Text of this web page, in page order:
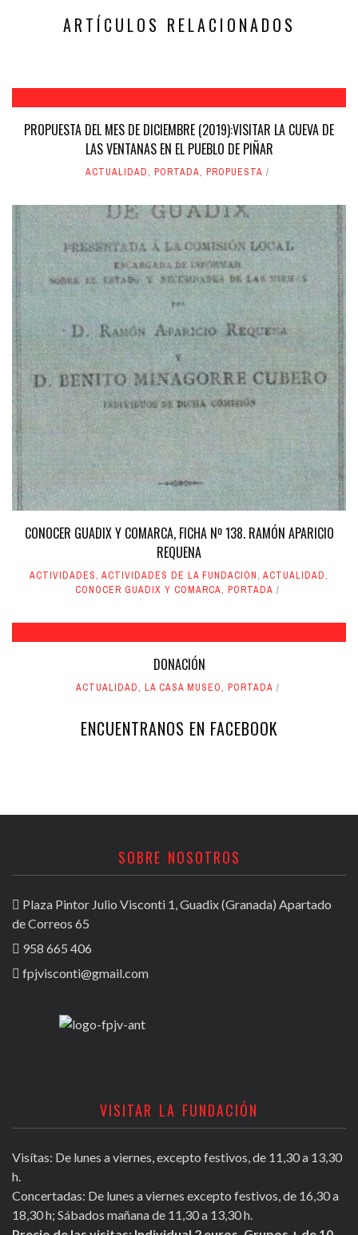
ARTÍCULOS RELACIONADOS
PROPUESTA DEL MES DE DICIEMBRE (2019):VISITAR LA CUEVA DE
LAS VENTANAS EN EL PUEBLO DE PIÑAR
ACTUALIDAD, PORTADA, PROPUESTA
CONOCER GUADIX Y COMARCA, FICHA Nº 138. RAMÓN APARICIO
REQUENA
ACTIVIDADES, ACTIVIDADES DE LA FUNDACIÓN, ACTUALIDAD,
CONOCER GUADIX Y COMARCA, PORTADA
DONACIÓN
ACTUALIDAD, LA CASA MUSEO, PORTADA
ENCUENTRANOS EN FACEBOOK
SOBRE NOSOTROS
Plaza Pintor Julio Visconti 1, Guadix (Granada) Apartado
de Correos 65
958 665 406
fpjvisconti@gmail.com
VISITAR LA FUNDACIÓN
Visítas: De lunes a viernes, excepto festivos, de 11,30 a 13,30
h.
Concertadas: De lunes a viernes excepto festivos, de 16,30 a
18,30 h; Sábados mañana de 11,30 a 13,30 h.